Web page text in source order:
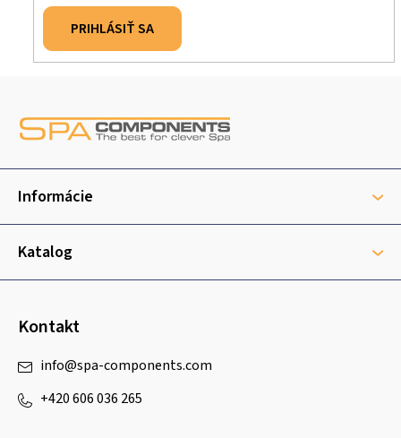
PRIHLÁSIŤ SA
ä
i
Informácie
Katalog
Kontakt
info@spa-components.com
+420 606 036 265